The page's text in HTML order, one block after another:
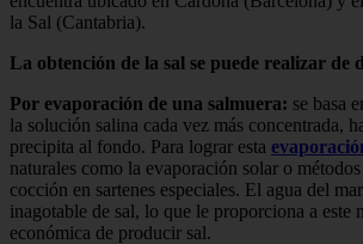
la Sal (Cantabria).
La obtención de la sal se puede realizar de
Por evaporación de una salmuera: se basa
la solución salina cada vez más concentrada,
precipita al fondo. Para lograr esta
naturales como la evaporación solar o
cocción en sartenes especiales. El agua del
inagotable de sal, lo que le proporciona a este
económica de producir sal.